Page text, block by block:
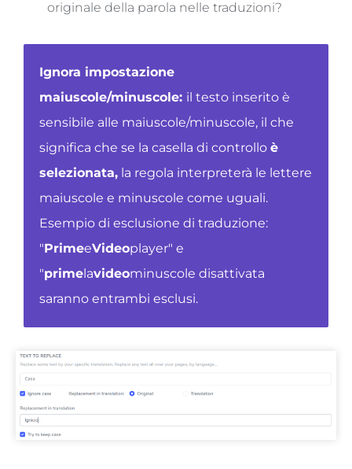
originale della parola nelle traduzioni?
Ignora impostazione
maiuscole/minuscole: il testo inserito è
sensibile alle maiuscole/minuscole, il che
significa che se la casella di controllo è
selezionata, la regola interpreterà le lettere
maiuscole e minuscole come uguali.
Esempio di esclusione di traduzione:
"PrimeeVideoplayer" e
"prime lavideominuscole disattivata
saranno entrambi esclusi.